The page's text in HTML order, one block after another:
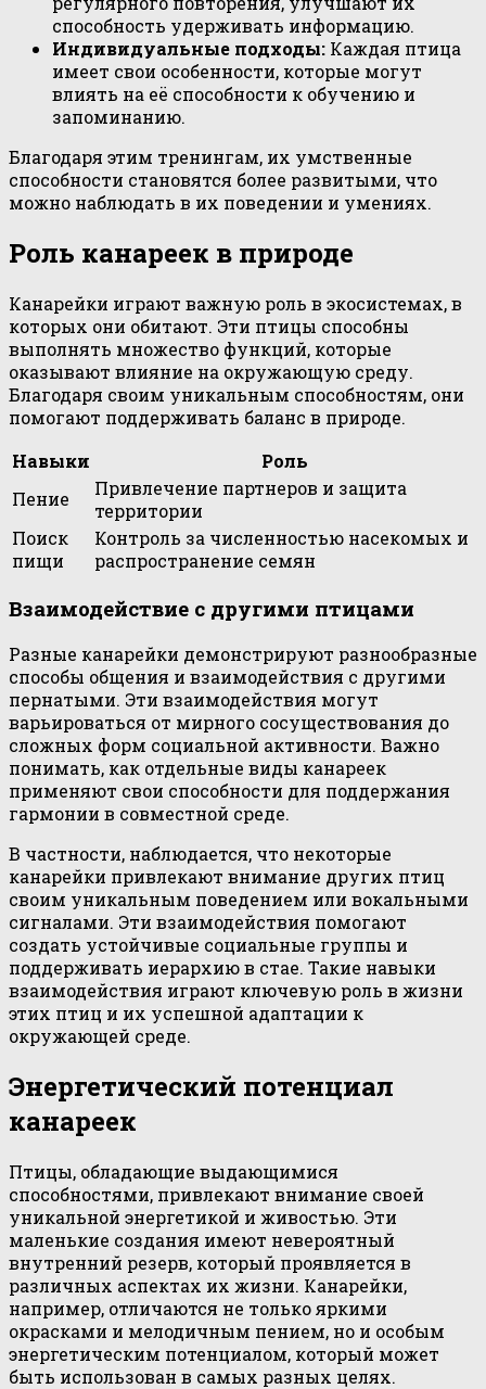
способность удерживать информацию.
Индивидуальные подходы: Каждая птица
имеет свои особенности, которые могут
влиять на её способности к обучению и
запоминанию.
Благодаря этим тренингам, их умственные
способности становятся более развитыми, что
можно наблюдать в их поведении и умениях.
Роль канареек в природе
Канарейки играют важную роль в экосистемах, в
которых они обитают. Эти птицы способны
выполнять множество функций, которые
оказывают влияние на окружающую среду.
Благодаря своим уникальным способностям, они
помогают поддерживать баланс в природе.
Навыки
Роль
Пение
Привлечение партнеров и защита
территории
Поиск
пищи
Контроль за численностью насекомых и
распространение семян
Взаимодействие с другими птицами
Разные канарейки демонстрируют разнообразные
способы общения и взаимодействия с другими
пернатыми. Эти взаимодействия могут
варьироваться от мирного сосуществования до
сложных форм социальной активности. Важно
понимать, как отдельные виды канареек
применяют свои способности для поддержания
гармонии в совместной среде.
В частности, наблюдается, что некоторые
канарейки привлекают внимание других птиц
своим уникальным поведением или вокальными
сигналами. Эти взаимодействия помогают
создать устойчивые социальные группы и
поддерживать иерархию в стае. Такие навыки
взаимодействия играют ключевую роль в жизни
этих птиц и их успешной адаптации к
окружающей среде.
Энергетический потенциал
канареек
Птицы, обладающие выдающимися
способностями, привлекают внимание своей
уникальной энергетикой и живостью. Эти
маленькие создания имеют невероятный
внутренний резерв, который проявляется в
различных аспектах их жизни. Канарейки,
например, отличаются не только яркими
окрасками и мелодичным пением, но и особым
энергетическим потенциалом, который может
быть использован в самых разных целях.